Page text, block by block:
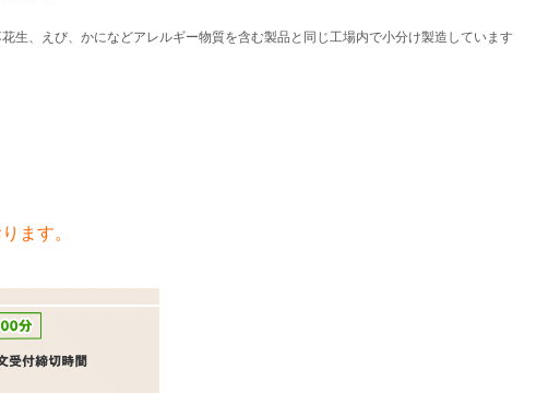
生、えび、かになどアレルギー物質を含む製品と同じ工場内で小分け製造しています
ます。